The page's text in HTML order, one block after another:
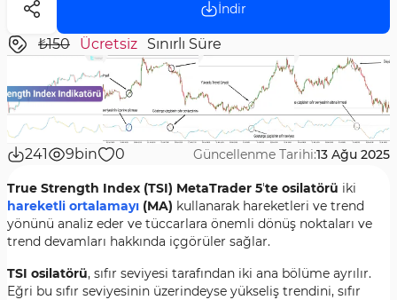
İndir
₺150 Ücretsiz Sınırlı Süre
241 9bin 0 Güncellenme Tarihi:13 Ağu 2025
True Strength Index (TSI) MetaTrader 5'te osilatörü iki
hareketli ortalamayı (MA) kullanarak hareketleri ve trend
yönünü analiz eder ve tüccarlara önemli dönüş noktaları ve
trend devamları hakkında içgörüler sağlar.
TSI osilatörü, sıfır seviyesi tarafından iki ana bölüme ayrılır.
Eğri bu sıfır seviyesinin üzerindeyse yükseliş trendini, sıfır